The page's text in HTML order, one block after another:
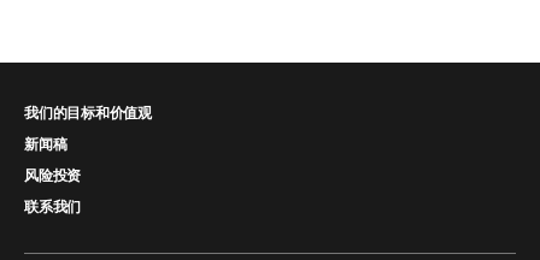
我们的目标和价值观
新闻稿
风险投资
联系我们